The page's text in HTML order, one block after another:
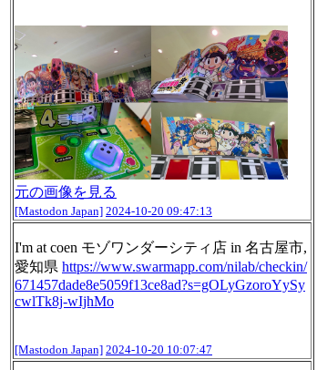
元の画像を見る
[Mastodon Japan] 2024-10-20 09:47:13
I'm at coen モゾワンダーシティ店 in 名古屋市,
愛知県 https://www.swarmapp.com/nilab/checkin/
671457dade8e5059f13ce8ad?s=gOLyGzoroYySy
cwlTk8j-wIjhMo
[Mastodon Japan] 2024-10-20 10:07:47